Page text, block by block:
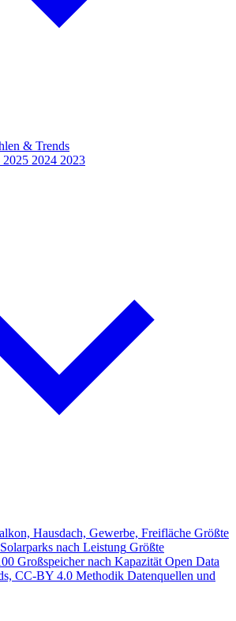
& Trends
2025 2024 2023
Hausdach, Gewerbe, Freifläche Größte
nach Leistung Größte
Großspeicher nach Kapazität Open Data
CC-BY 4.0 Methodik Datenquellen und